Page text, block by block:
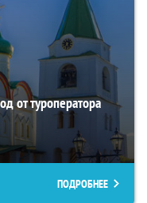
от туроператора
ПОДРОБНЕЕ